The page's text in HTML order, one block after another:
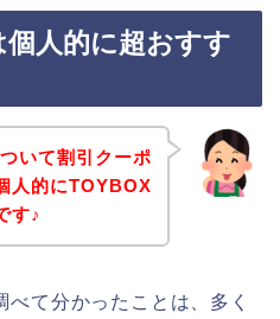
人的に超おすす
いて割引クーポ
人的にTOYBOX
す♪
て分かったことは、多く